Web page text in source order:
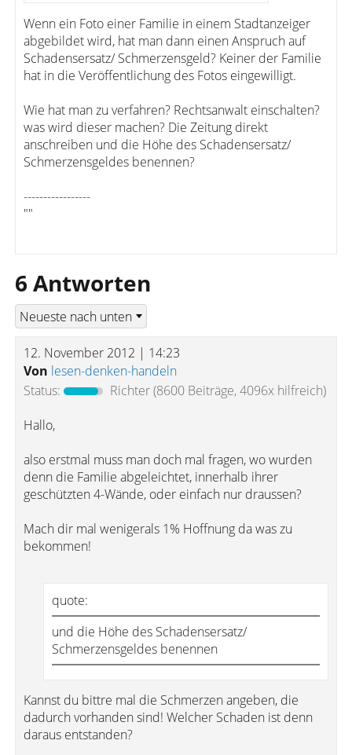
Wenn ein Foto einer Familie in einem Stadtanzeiger
abgebildet wird, hat man dann einen Anspruch auf
Schadensersatz/ Schmerzensgeld? Keiner der Familie
hat in die Veröffentlichung des Fotos eingewilligt.
Wie hat man zu verfahren? Rechtsanwalt einschalten?
was wird dieser machen? Die Zeitung direkt
anschreiben und die Höhe des Schadensersatz/
Schmerzensgeldes benennen?
-----------------
""
6 Antworten
12. November 2012 | 14:23
Von lesen-denken-handeln
Status:
Richter(8600 Beiträge, 4096x hilfreich)
Hallo,
also erstmal muss man doch mal fragen, wo wurden
denn die Familie abgeleichtet, innerhalb ihrer
geschützten 4-Wände, oder einfach nur draussen?
Mach dir mal wenigerals 1% Hoffnung da was zu
bekommen!
quote:
und die Höhe des Schadensersatz/
Schmerzensgeldes benennen
Kannst du bittre mal die Schmerzen angeben, die
dadurch vorhanden sind! Welcher Schaden ist denn
daraus entstanden?